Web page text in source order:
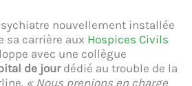
nouvellement installée
sa carrière aux Hospices Civils
avec une collègue
de jourdédié au trouble de la
« Nous prenions en charge